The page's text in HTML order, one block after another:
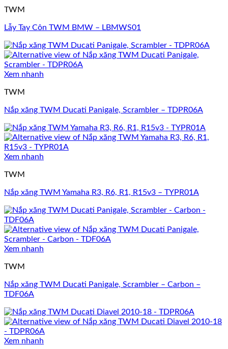
TWM
Lẫy Tay Côn TWM BMW – LBMWS01
Xem nhanh
TWM
Nắp xăng TWM Ducati Panigale, Scrambler – TDPR06A
Xem nhanh
TWM
Nắp xăng TWM Yamaha R3, R6, R1, R15v3 – TYPR01A
Xem nhanh
TWM
Nắp xăng TWM Ducati Panigale, Scrambler – Carbon –
TDF06A
Xem nhanh